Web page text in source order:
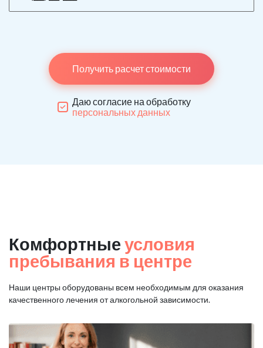
Получить расчет стоимости
Даю согласие на обработку
персональных данных
Комфортные условия
пребывания в центре
Наши центры оборудованы всем необходимым для оказания
качественного лечения от алкогольной зависимости.